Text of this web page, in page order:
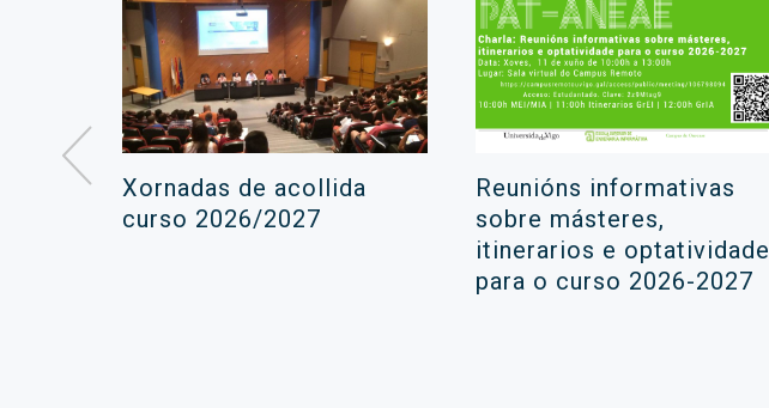
Xornadas de acollida
curso 2026/2027
Reunións informativas
sobre másteres,
itinerarios e optatividade
para o curso 2026-2027